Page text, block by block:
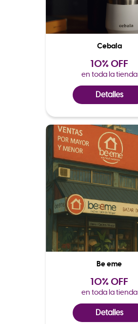
Cebala
10% OFF
en toda la tienda
Detalles
Be eme
10% OFF
en toda la tienda
Detalles